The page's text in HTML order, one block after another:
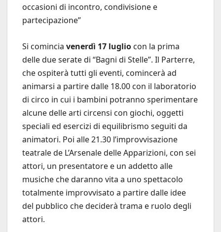
occasioni di incontro, condivisione e
partecipazione”
Si comincia venerdì 17 luglio con la prima
delle due serate di “Bagni di Stelle”. Il Parterre,
che ospiterà tutti gli eventi, comincerà ad
animarsi a partire dalle 18.00 con il laboratorio
di circo in cui i bambini potranno sperimentare
alcune delle arti circensi con giochi, oggetti
speciali ed esercizi di equilibrismo seguiti da
animatori. Poi alle 21.30 l’improvvisazione
teatrale de L’Arsenale delle Apparizioni, con sei
attori, un presentatore e un addetto alle
musiche che daranno vita a uno spettacolo
totalmente improvvisato a partire dalle idee
del pubblico che deciderà trama e ruolo degli
attori.